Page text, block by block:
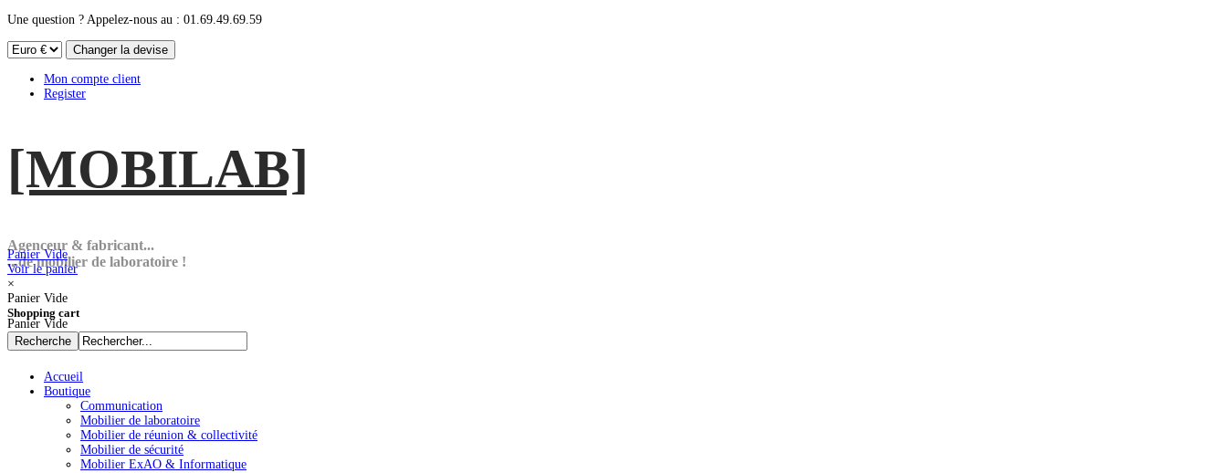
Une question ? Appelez-nous au : 01.69.49.69.59
Mon compte client
Register
[MOBILAB]
Agenceur & fabricant...
...de mobilier de laboratoire !
Panier Vide
Voir le panier
×
Panier Vide
Shopping cart
Panier Vide
Accueil
Boutique
Communication
Mobilier de laboratoire
Mobilier de réunion & collectivité
Mobilier de sécurité
Mobilier ExAO & Informatique